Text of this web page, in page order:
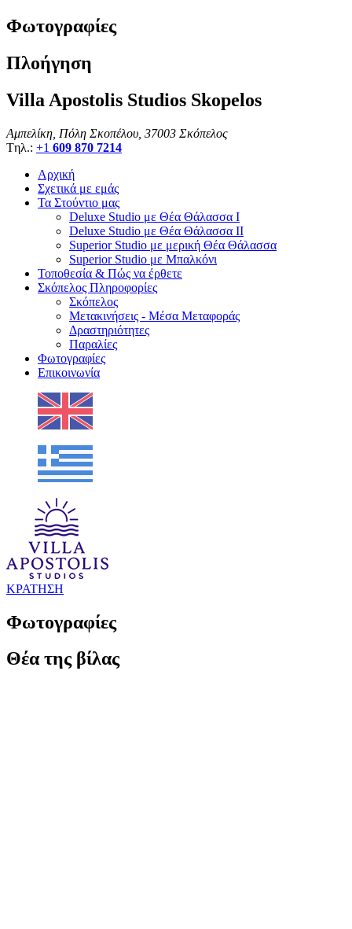
Φωτογραφίες
Πλοήγηση
Villa Apostolis Studios Skopelos
Αμπελίκη, Πόλη Σκοπέλου, 37003 Σκόπελος
Tηλ.: +1 609 870 7214
Αρχική
Σχετικά με εμάς
Τα Στούντιο μας
Deluxe Studio με Θέα Θάλασσα I
Deluxe Studio με Θέα Θάλασσα II
Superior Studio με μερική Θέα Θάλασσα
Superior Studio με Μπαλκόνι
Τοποθεσία & Πώς να έρθετε
Σκόπελος Πληροφορίες
Σκόπελος
Μετακινήσεις - Μέσα Μεταφοράς
Δραστηριότητες
Παραλίες
Φωτογραφίες
Επικοινωνία
ΚΡΑΤΗΣΗ
Φωτογραφίες
Θέα της βίλας